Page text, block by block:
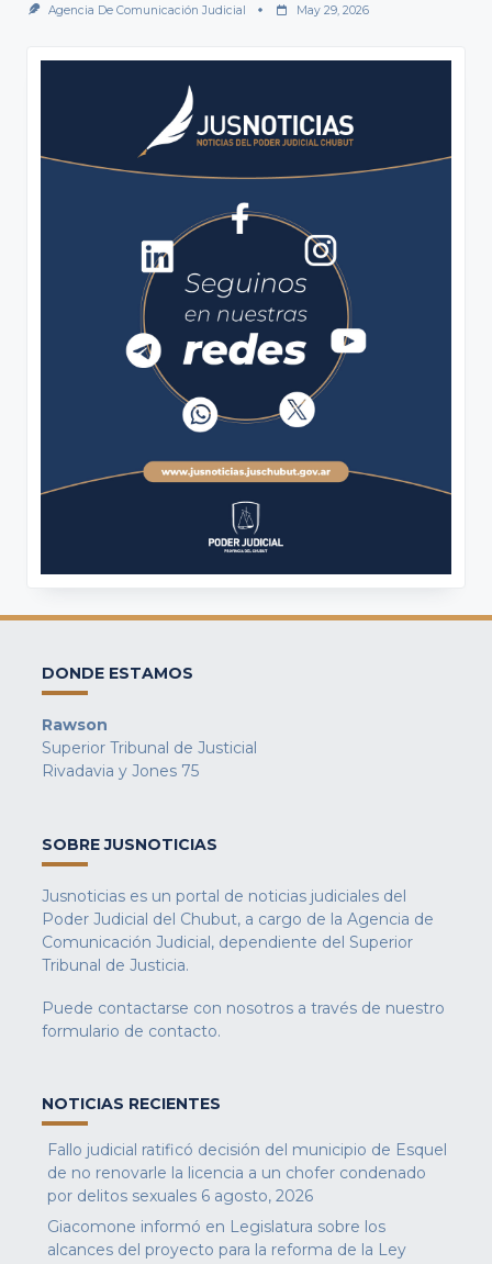
Agencia De Comunicación Judicial May 29, 2026
DONDE ESTAMOS
Rawson
Superior Tribunal de Justicial
Rivadavia y Jones 75
SOBRE JUSNOTICIAS
Jusnoticias es un portal de noticias judiciales del
Poder Judicial del Chubut, a cargo de la Agencia de
Comunicación Judicial, dependiente del Superior
Tribunal de Justicia.
Puede contactarse con nosotros a través de nuestro
formulario de contacto.
NOTICIAS RECIENTES
Fallo judicial ratificó decisión del municipio de Esquel
de no renovarle la licencia a un chofer condenado
por delitos sexuales 6 agosto, 2026
Giacomone informó en Legislatura sobre los
alcances del proyecto para la reforma de la Ley